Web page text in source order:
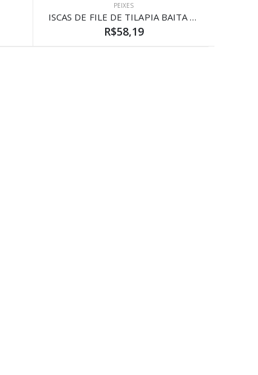
PEIXES
ISCAS DE FILE DE TILAPIA BAITA 700G
R$58,19